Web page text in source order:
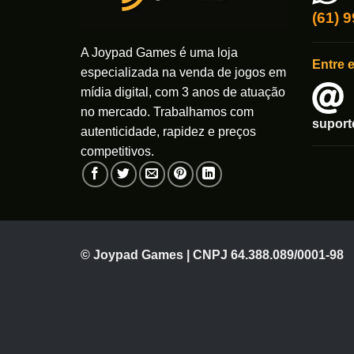
A Joypad Games é uma loja
especializada na venda de jogos em
mídia digital, com 3 anos de atuação
no mercado. Trabalhamos com
autenticidade, rapidez e preços
competitivos.
(61)
Entre
© Joypad Games | CNPJ 64.388.089/0001-98